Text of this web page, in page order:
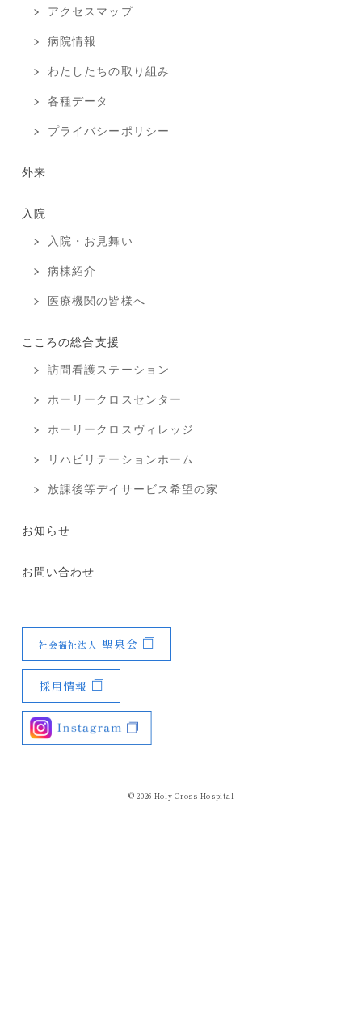
アクセスマップ
病院情報
わたしたちの取り組み
各種データ
プライバシーポリシー
外来
入院
入院・お見舞い
病棟紹介
医療機関の皆様へ
こころの総合支援
訪問看護ステーション
ホーリークロスセンター
ホーリークロスヴィレッジ
リハビリテーションホーム
放課後等デイサービス希望の家
お知らせ
お問い合わせ
社会福祉法人 聖泉会
採用情報
© 2026 Holy Cross Hospital